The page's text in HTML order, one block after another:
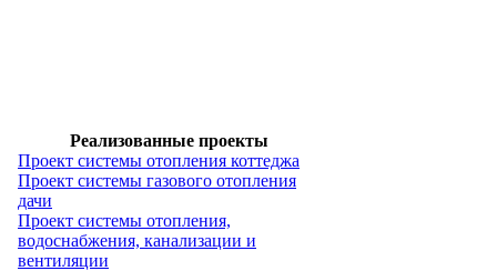
Реализованные проекты
Проект системы отопления коттеджа
Проект системы газового отопления
дачи
Проект системы отопления,
водоснабжения, канализации и
вентиляции